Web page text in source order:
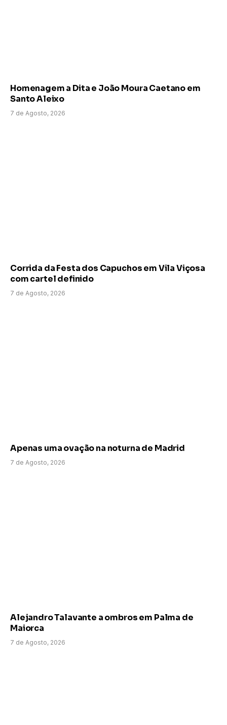
Homenagem a Dita e João Moura Caetano em
Santo Aleixo
7 de Agosto, 2026
Corrida da Festa dos Capuchos em Vila Viçosa
com cartel definido
7 de Agosto, 2026
Apenas uma ovação na noturna de Madrid
7 de Agosto, 2026
Alejandro Talavante a ombros em Palma de
Maiorca
7 de Agosto, 2026